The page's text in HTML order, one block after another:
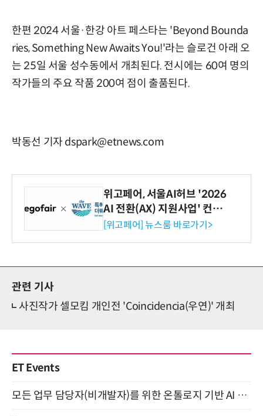
한편 2024 서울·한강 아트 페스타는 'Beyond Bounda
ries, Something New Awaits You!'라는 슬로건 아래 오
는 25일 서울 성수동에서 개최된다. 전시에는 60여 명의
작가들의 주요 작품 200여 점이 출품된다.
박동선 기자 dspark@etnews.com
위고페어, 서울AI허브 '2026
AI 전환(AX) 지원사업' 컨소
시엄 선정
[위고페어] 뉴스룸 바로가기>
관련 기사
사진작가 셀모킴 개인전 'Coincidencia(우연)' 개최
ET Events
모든 업무 담당자(비개발자)를 위한 온톨로지 기반 AI 지식체계 설계 1-day 워크숍 8월 20일 개최